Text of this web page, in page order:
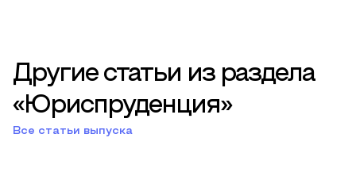
Другие статьи из раздела
«Юриспруденция»
Все статьи выпуска